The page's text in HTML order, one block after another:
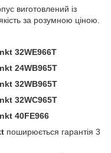
виготовлений із
за розумною ціною.
32WE966T
24WB965T
32WB965T
32WC965T
40FE966
поширюється гарантія 3